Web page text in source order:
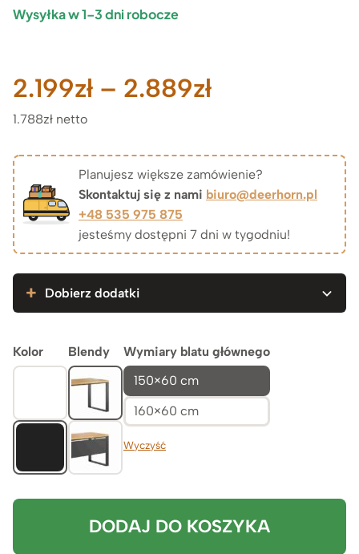
Wysyłka w 1–3 dni robocze
2.199zł – 2.889złZakres
od
2.199zł
do
1.788zł netto
Planujesz większe zamówienie?
Skontaktuj się z nami biuro@deerhorn.pl
+48 535 975 875
jesteśmy dostępni 7 dni w tygodniu!
Dobierz dodatki
Kolor Blendy
Wymiary blatu głównego
150×60 cm
160×60 cm
Wyczyść
DODAJ DO KOSZYKA